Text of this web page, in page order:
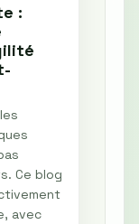
:
Ce blog
avec